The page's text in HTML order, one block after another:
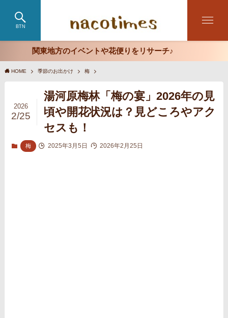
BTN
関東地方のイベントや花便りをリサーチ♪
HOME 季節のお出かけ 梅
湯河原梅林「梅の宴」2026年の見
頃や開花状況は？見どころやアク
セスも！
2026
2/25
梅 2025年3月5日 2026年2月25日